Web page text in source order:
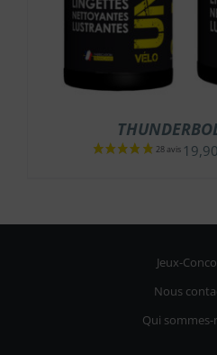
19,90
Jeux-
Nous
Qui sommes-